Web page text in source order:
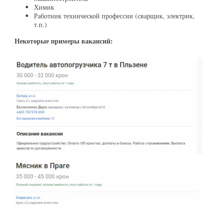
Химик
Работник технической профессии (сварщик, электрик,
т.п.)
Некоторые примеры вакансий: